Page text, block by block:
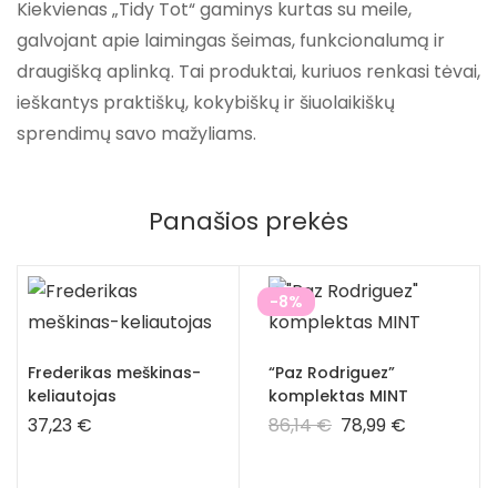
Kiekvienas „Tidy Tot“ gaminys kurtas su meile,
galvojant apie laimingas šeimas, funkcionalumą ir
draugišką aplinką. Tai produktai, kuriuos renkasi tėvai,
ieškantys praktiškų, kokybiškų ir šiuolaikiškų
sprendimų savo mažyliams.
Panašios prekės
Frederikas meškinas-
keliautojas
37,23 €
-8%
“Paz Rodriguez”
komplektas MINT
86,14€ 78,99 €